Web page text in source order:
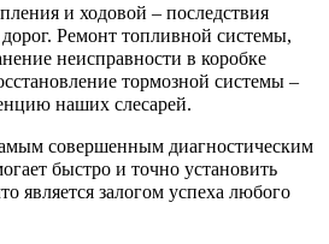
и ходовой – последствия
дорог. Ремонт топливной системы,
неисправности в коробке
тормозной системы –
наших слесарей.
совершенным диагностическим
быстро и точно установить
является залогом успеха любого